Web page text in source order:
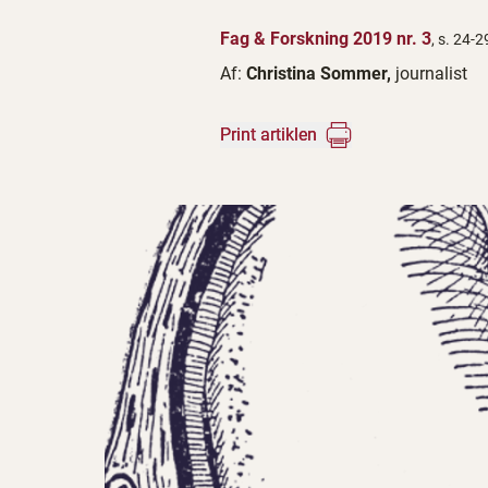
Fag & Forskning 2019 nr. 3, s. 24-
Af: Christina Sommer, journalist
Print artiklen